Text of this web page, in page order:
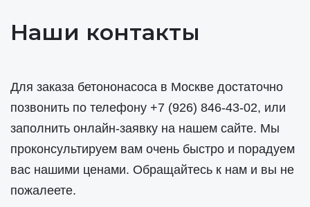
Наши контакты
Для заказа бетононасоса в Москве достаточно
позвонить по телефону +7 (926) 846-43-02, или
заполнить онлайн-заявку на нашем сайте. Мы
проконсультируем вам очень быстро и порадуем
вас нашими ценами. Обращайтесь к нам и вы не
пожалеете.